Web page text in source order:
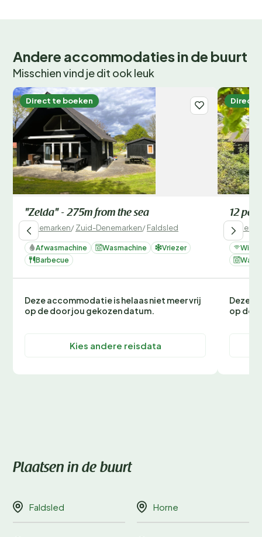
Andere accommodaties in de buurt
Misschien vind je dit ook leuk
Direct te boeken
"Zelda" - 275m from the sea
Denemarken/Zuid-Denemarken/Faldsled
Afwasmachine Wasmachine
Vriezer
Barbecue
Deze accommodatie is helaas niet meer vrij
op de door jou gekozen datum.
Kies andere reisdata
Direct
12
Wifi
Deze
op de
Plaatsen in de buurt
Faldsled Horne